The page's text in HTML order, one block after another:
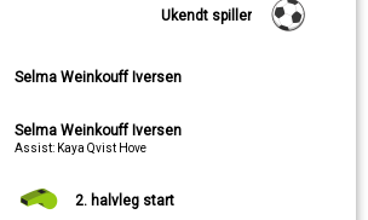
Ukendt spiller
Selma Weinkouff Iversen
Selma Weinkouff Iversen
Assist: Kaya Qvist Hove
2. halvleg start